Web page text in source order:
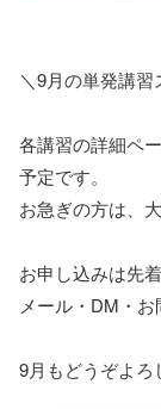
＼9月の単発講
各講習の詳細ペ
予定です。
お急ぎの方は、
お申し込みは先
メール・DM・
9月もどうぞよろ